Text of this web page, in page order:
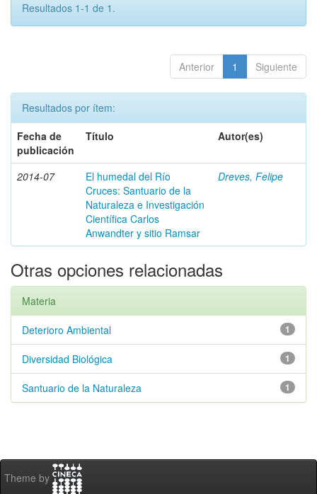
Resultados 1-1 de 1.
Anterior 1 Siguiente
Resultados por ítem:
Fecha de
publicación
Título Autor(es)
2014-07
El humedal del Río
Cruces: Santuario de la
Naturaleza e Investigación
Científica Carlos
Anwandter y sitio Ramsar
Dreves, Felipe
Otras opciones relacionadas
Materia
1
Deterioro Ambiental
1
Diversidad Biológica
1
Santuario de la Naturaleza
Theme by